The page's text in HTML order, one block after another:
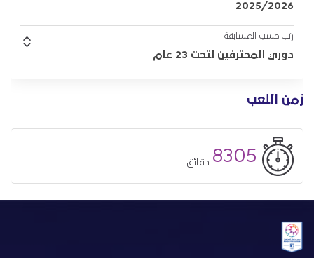
زمن اللعب
8305 دقائق
2025/2026
رتب حسب المسابقة
دوري المحترفين لتحت 23 عام